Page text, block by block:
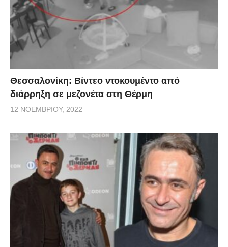
Θεσσαλονίκη: Βίντεο ντοκουμέντο από
διάρρηξη σε μεζονέτα στη Θέρμη
12 ΝΟΕΜΒΡΊΟΥ, 2022